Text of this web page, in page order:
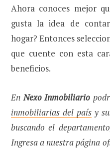
Ahora conoces mejor
gusta la idea de
hogar? Entonces
que cuente con esta
beneficios.
EnNexo Inmobiliario
inmobiliarias del país y
buscando el
Ingresa a nuestra página